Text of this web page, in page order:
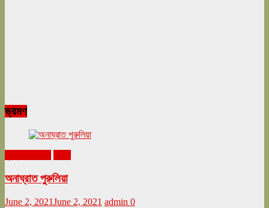
ভ্রমণ
অনাঘ্রাত পুরুলিয়া
June 2, 2021June 2, 2021 admin 0